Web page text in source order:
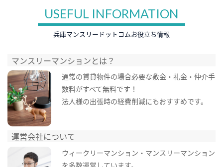
USEFUL INFORMATION
兵庫マンスリードットコムお役立ち情報
マンスリーマンションとは？
通常の賃貸物件の場合必要な敷金・礼金・仲介手
数料がすべて無料です！
法人様の出張時の経費削減にもおすすめです。
運営会社について
ウィークリーマンション・マンスリーマンション
を多数運営しています。